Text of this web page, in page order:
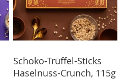
Schoko-Trüffel-Sticks
Haselnuss-Crunch, 115g